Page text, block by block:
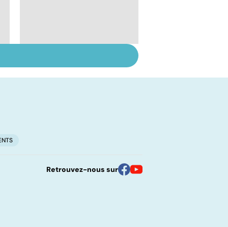
domicile, c'est facile !
Retrouvez-nous sur